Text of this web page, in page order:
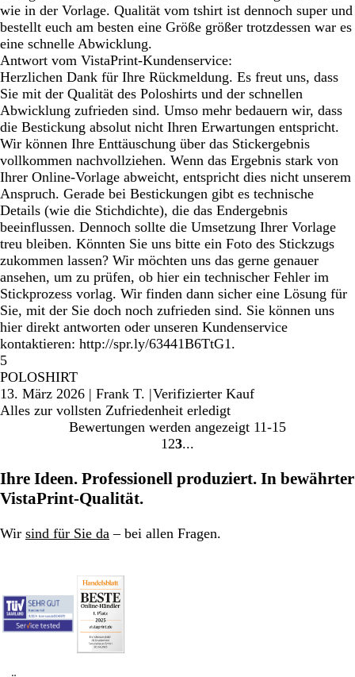
wie in der Vorlage. Qualität vom tshirt ist dennoch super und
bestellt euch am besten eine Größe größer trotzdessen war es
eine schnelle Abwicklung.
Antwort vom VistaPrint-Kundenservice:
Herzlichen Dank für Ihre Rückmeldung. Es freut uns, dass
Sie mit der Qualität des Poloshirts und der schnellen
Abwicklung zufrieden sind. Umso mehr bedauern wir, dass
die Bestickung absolut nicht Ihren Erwartungen entspricht.
Wir können Ihre Enttäuschung über das Stickergebnis
vollkommen nachvollziehen. Wenn das Ergebnis stark von
Ihrer Online-Vorlage abweicht, entspricht dies nicht unserem
Anspruch. Gerade bei Bestickungen gibt es technische
Details (wie die Stichdichte), die das Endergebnis
beeinflussen. Dennoch sollte die Umsetzung Ihrer Vorlage
treu bleiben. Könnten Sie uns bitte ein Foto des Stickzugs
zukommen lassen? Wir möchten uns das gerne genauer
ansehen, um zu prüfen, ob hier ein technischer Fehler im
Stickprozess vorlag. Wir finden dann sicher eine Lösung für
Sie, mit der Sie doch noch zufrieden sind. Sie können uns
hier direkt antworten oder unseren Kundenservice
kontaktieren: http://spr.ly/63441B6TtG1.
5
POLOSHIRT
13. März 2026 | Frank T. |Verifizierter Kauf
Alles zur vollsten Zufriedenheit erledigt
Bewertungen werden angezeigt 11-15
Gehe
Seite
1 Gehe
Seite
2 Gehe
Seite
3
Ihre Ideen. Professionell produziert. In bewährter
VistaPrint-Qualität.
Wir sind für Sie da – bei allen Fragen.